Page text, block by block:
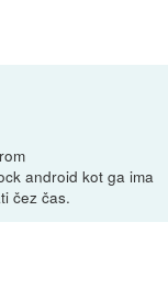
android kot ga ima
čez čas.